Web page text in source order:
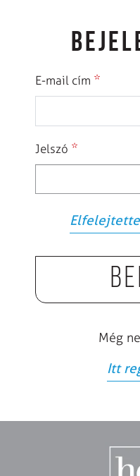
E-mail cím *
Jelszó *
Még
Itt